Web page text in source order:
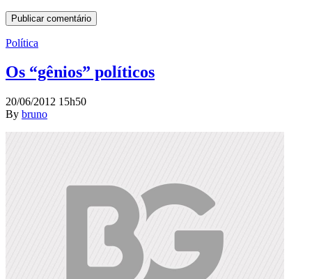
Política
Os “gênios” políticos
20/06/2012 15h50
By bruno